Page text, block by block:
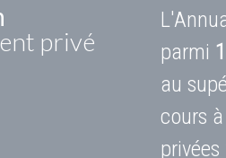
privé
parmi
au
cours